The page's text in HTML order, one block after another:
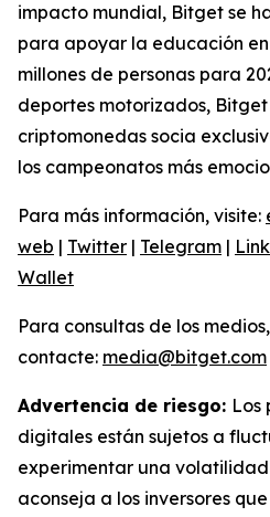
impacto mundial, Bitget se
para apoyar la educación
millones de personas para
deportes motorizados,
criptomonedas socia
los campeonatos más
Para más información, visite:
web | Twitter | Telegram |
Wallet
Para consultas de los medios,
contacte: media@bitget.com
Advertencia de riesgo: Los
digitales están sujetos a
experimentar una
aconseja a los inversores